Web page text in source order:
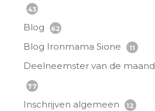
43
Blog 62
Blog Ironmama Sione 11
Deelneemster van de maand
77
Inschrijven algemeen 12